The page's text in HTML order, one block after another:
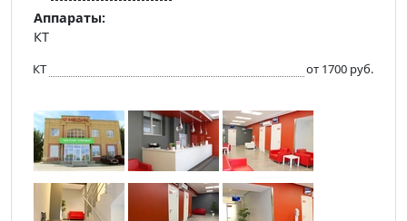
Аппараты:
КТ
КТ от 1700 руб.